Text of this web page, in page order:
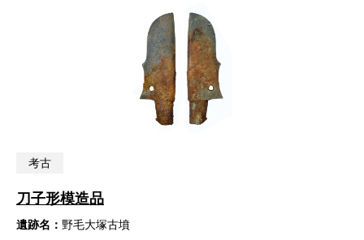
考古
刀子形模造品
遺跡名： 野毛大塚古墳